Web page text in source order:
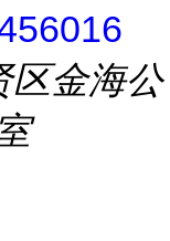
区金海公